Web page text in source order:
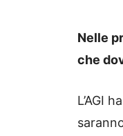
Nelle
che
L’AGI